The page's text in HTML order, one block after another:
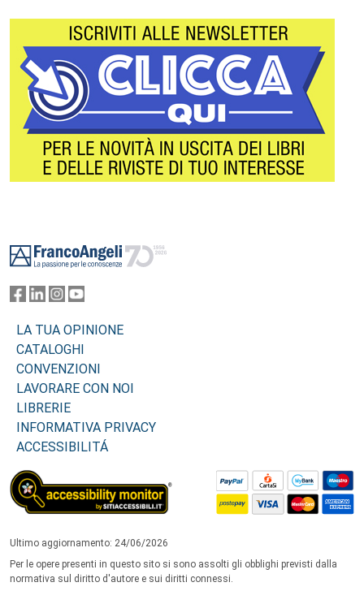
LA TUA OPINIONE
CATALOGHI
CONVENZIONI
LAVORARE CON NOI
LIBRERIE
INFORMATIVA PRIVACY
ACCESSIBILITÁ
Ultimo aggiornamento: 24/06/2026
Per le opere presenti in questo sito si sono assolti gli obblighi previsti dalla
normativa sul diritto d'autore e sui diritti connessi.